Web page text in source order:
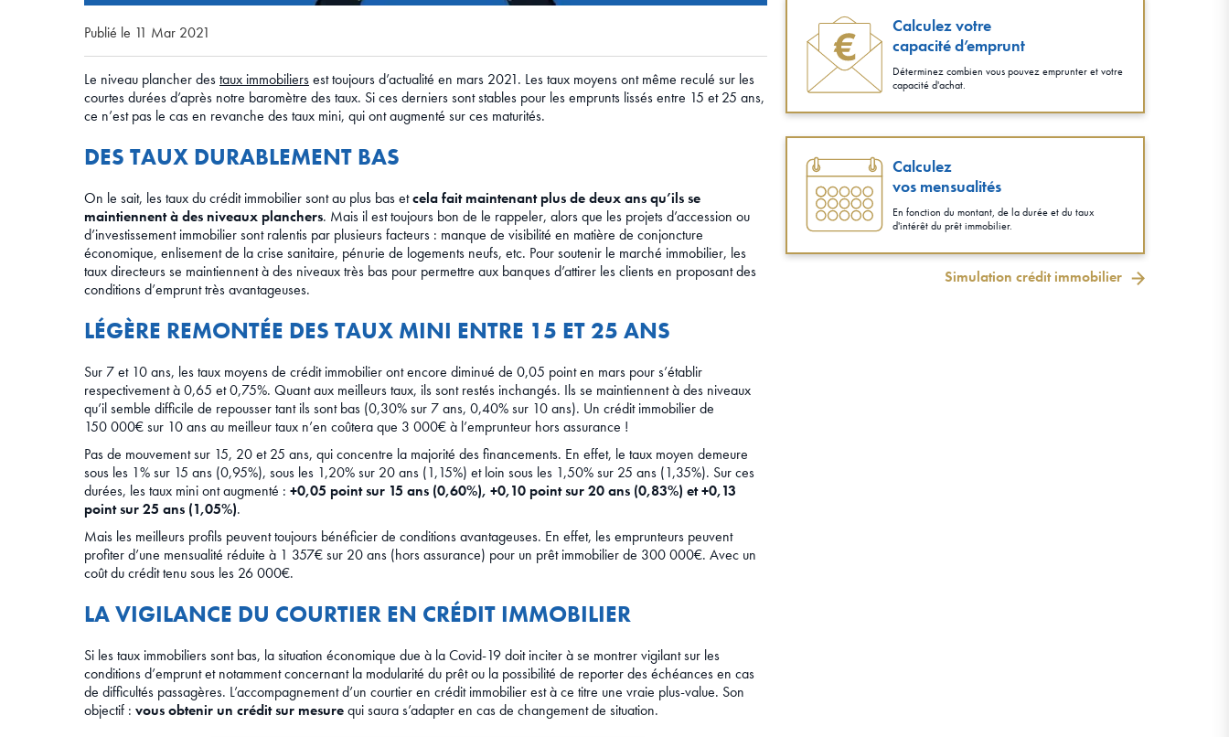
Publié le 11 Mar 2021
Le niveau plancher destaux immobiliersest toujours d’actualité en mars 2021. Les taux moyens ont même reculé sur les
courtes durées d’après notre baromètre des taux. Si ces derniers sont stables pour les emprunts lissés entre 15 et 25 ans,
ce n’est pas le cas en revanche des taux mini, qui ont augmenté sur ces maturités.
DES TAUX DURABLEMENT BAS
On le sait, les taux du crédit immobilier sont au plus bas etcela fait maintenant plus de deux ans qu’ils se
maintiennent à des niveaux planchers. Mais il est toujours bon de le rappeler, alors que les projets d’accession ou
d’investissement immobilier sont ralentis par plusieurs facteurs : manque de visibilité en matière de conjoncture
économique, enlisement de la crise sanitaire, pénurie de logements neufs, etc. Pour soutenir le marché immobilier, les
taux directeurs se maintiennent à des niveaux très bas pour permettre aux banques d’attirer les clients en proposant des
conditions d’emprunt très avantageuses.
LÉGÈRE REMONTÉE DES TAUX MINI ENTRE 15 ET 25 ANS
Sur 7 et 10 ans, les taux moyens de crédit immobilier ont encore diminué de 0,05 point en mars pour s’établir
respectivement à 0,65 et 0,75%. Quant aux meilleurs taux, ils sont restés inchangés. Ils se maintiennent à des niveaux
qu’il semble difficile de repousser tant ils sont bas (0,30% sur 7 ans, 0,40% sur 10 ans). Un crédit immobilier de
150 000€ sur 10 ans au meilleur taux n’en coûtera que 3 000€ à l’emprunteur hors assurance !
Pas de mouvement sur 15, 20 et 25 ans, qui concentre la majorité des financements. En effet, le taux moyen demeure
sous les 1% sur 15 ans (0,95%), sous les 1,20% sur 20 ans (1,15%) et loin sous les 1,50% sur 25 ans (1,35%). Sur ces
durées, les taux mini ont augmenté : +0,05 point sur 15 ans (0,60%), +0,10 point sur 20 ans (0,83%) et +0,13
point sur 25 ans (1,05%).
Mais les meilleurs profils peuvent toujours bénéficier de conditions avantageuses. En effet, les emprunteurs peuvent
profiter d’une mensualité réduite à 1 357€ sur 20 ans (hors assurance) pour un prêt immobilier de 300 000€. Avec un
coût du crédit tenu sous les 26 000€.
LA VIGILANCE DU COURTIER EN CRÉDIT IMMOBILIER
Si les taux immobiliers sont bas, la situation économique due à la Covid-19 doit inciter à se montrer vigilant sur les
conditions d’emprunt et notamment concernant la modularité du prêt ou la possibilité de reporter des échéances en cas
de difficultés passagères. L’accompagnement d’un courtier en crédit immobilier est à ce titre une vraie plus-value. Son
objectif : vous obtenir un crédit sur mesurequi saura s’adapter en cas de changement de situation.
Calculez votre
capacité d’emprunt
Déterminez combien vous pouvez emprunter et votre
capacité d'achat.
Calculez
vos mensualités
En fonction du montant, de la durée et du taux
d'intérêt du prêt immobilier.
Simulation crédit immobilier